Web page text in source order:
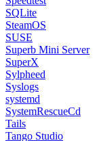
SQLite
SteamOS
SUSE
Superb Mini Server
SuperX
Sylpheed
Syslogs
systemd
SystemRescueCd
Tails
Tango Studio